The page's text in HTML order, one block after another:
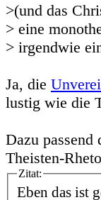
>(und das
> eine
> irgendwie
Ja, die
lustig wie die
Dazu
Theisten-
Zitat:
Eben das ist